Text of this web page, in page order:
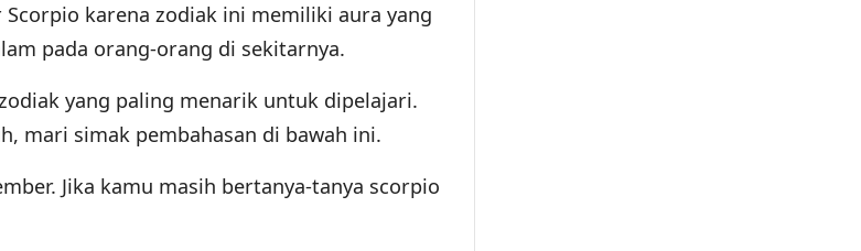
karena zodiak ini memiliki aura yang
pada orang-orang di sekitarnya.
yang paling menarik untuk dipelajari.
mari simak pembahasan di bawah ini.
Jika kamu masih bertanya-tanya scorpio